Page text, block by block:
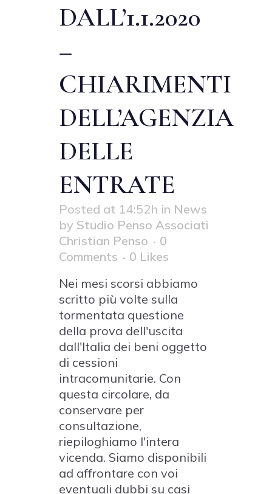
DALL’1.1.2020
–
CHIARIMENTI
DELL’AGENZIA
DELLE
ENTRATE
Posted at 14:52h in News
by Studio Penso Associati
Christian Penso
0
Comments
0 Likes
Nei mesi scorsi abbiamo
scritto più volte sulla
tormentata questione
della prova dell'uscita
dall'Italia dei beni oggetto
di cessioni
intracomunitarie. Con
questa circolare, da
conservare per
consultazione,
riepiloghiamo l'intera
vicenda. Siamo disponibili
ad affrontare con voi
eventuali dubbi su casi